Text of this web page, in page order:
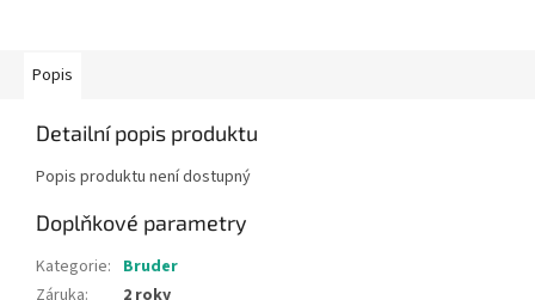
Popis
Detailní popis produktu
Popis produktu není dostupný
Doplňkové parametry
Kategorie: Bruder